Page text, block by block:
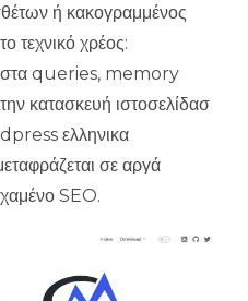
ή κακογραμμένος
τεχνικό χρέος:
queries, memory
κατασκευή ιστοσελίδασ
ελληνικα
σε αργά
SEO.